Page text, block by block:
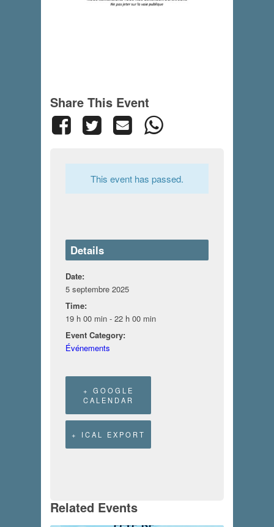
Share This Event
This event has passed.
Details
Date:
5 septembre 2025
Time:
19 h 00 min - 22 h 00 min
Event Category:
Événements
+ GOOGLE
CALENDAR
+ ICAL EXPORT
Related Events